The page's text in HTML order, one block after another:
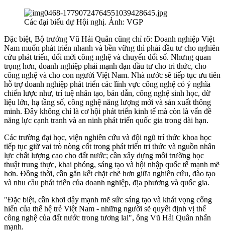
Các đại biểu dự Hội nghị. Ảnh: VGP
Đặc biệt, Bộ trưởng Vũ Hải Quân cũng chỉ rõ: Doanh nghiệp Việt
Nam muốn phát triển nhanh và bền vững thì phải đầu tư cho nghiên
cứu phát triển, đổi mới công nghệ và chuyển đổi số. Nhưng quan
trọng hơn, doanh nghiệp phải mạnh dạn đầu tư cho tri thức, cho
công nghệ và cho con người Việt Nam. Nhà nước sẽ tiếp tục ưu tiên
hỗ trợ doanh nghiệp phát triển các lĩnh vực công nghệ có ý nghĩa
chiến lược như, trí tuệ nhân tạo, bán dẫn, công nghệ sinh học, dữ
liệu lớn, hạ tầng số, công nghệ năng lượng mới và sản xuất thông
minh. Đây không chỉ là cơ hội phát triển kinh tế mà còn là vấn đề
năng lực cạnh tranh và an ninh phát triển quốc gia trong dài hạn.
Các trường đại học, viện nghiên cứu và đội ngũ trí thức khoa học
tiếp tục giữ vai trò nòng cốt trong phát triển tri thức và nguồn nhân
lực chất lượng cao cho đất nước; cần xây dựng môi trường học
thuật trung thực, khai phóng, sáng tạo và hội nhập quốc tế mạnh mẽ
hơn. Đồng thời, cần gắn kết chặt chẽ hơn giữa nghiên cứu, đào tạo
và nhu cầu phát triển của doanh nghiệp, địa phương và quốc gia.
"Đặc biệt, cần khơi dậy mạnh mẽ sức sáng tạo và khát vọng cống
hiến của thế hệ trẻ Việt Nam - những người sẽ quyết định vị thế
công nghệ của đất nước trong tương lai", ông Vũ Hải Quân nhấn
mạnh.